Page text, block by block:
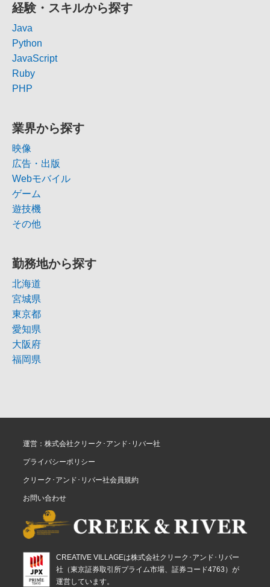
経験・スキルから探す
Java
Python
JavaScript
Ruby
PHP
業界から探す
映像
広告・出版
Webモバイル
ゲーム
遊技機
その他
勤務地から探す
北海道
宮城県
東京都
愛知県
大阪府
福岡県
運営：株式会社クリーク･アンド･リバー社
プライバシーポリシー
クリーク･アンド･リバー社会員規約
お問い合わせ
CREATIVE VILLAGEは株式会社クリーク･アンド･リバー
社（東京証券取引所プライム市場、証券コード4763）が
運営しています。